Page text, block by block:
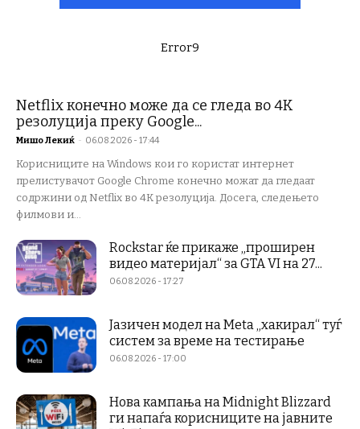
Error9
Netflix конечно може да се гледа во 4K
резолуција преку Google...
Мишо Лекиќ - 06.08.2026 - 17:44
Корисниците на Windows кои го користат интернет
прелистувачот Google Chrome конечно можат да гледаат
содржини од Netflix во 4K резолуција. Досега, следењето
филмови и...
Rockstar ќе прикаже „проширен
видео материјал“ за GTA VI на 27...
06.08.2026 - 17:27
Јазичен модел на Meta „хакирал“ туѓ
систем за време на тестирање
06.08.2026 - 17:00
Нова кампања на Midnight Blizzard
ги напаѓа корисниците на јавните